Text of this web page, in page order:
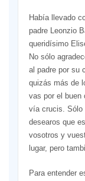
Había llevado
padre Leonzio
queridísimo
No sólo
al padre por su
quizás más de
vas por el buen
vía crucis. Sólo
desearos que
vosotros y
lugar, pero
Para entender